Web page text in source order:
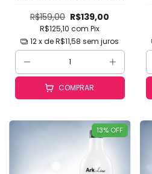
Clareamento Rápido,
Seguro e Uniforme até
10 Tons com
Neutralização de
Laranja (Mechas,
R$159,00 R$139,00
R$125,10com Pix
12x deR$11,58 sem juros
COMPRAR
13% OFF